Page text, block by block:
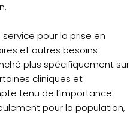
pour la prise en
et autres besoins
plus spécifiquement sur
cliniques et
tenu de l’importance
pour la population,